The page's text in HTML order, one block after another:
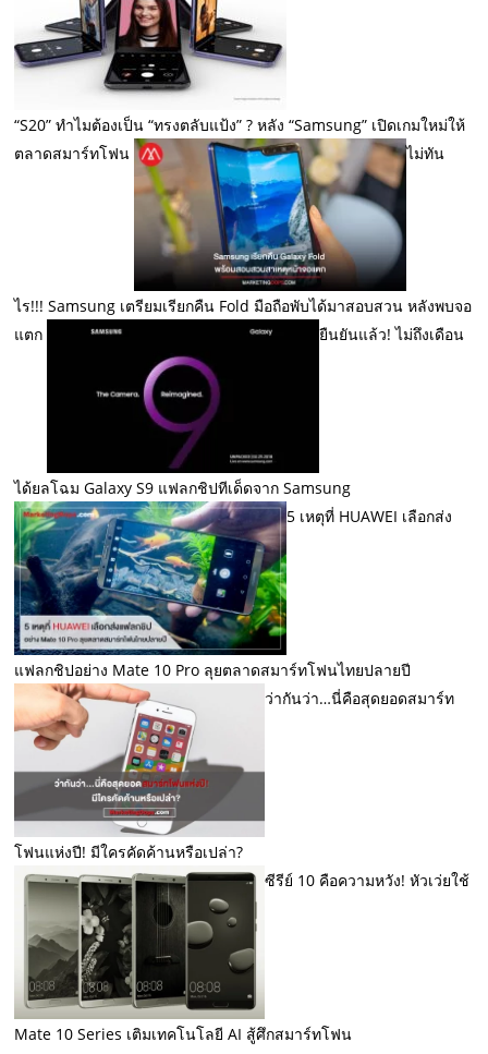
“S20” ทำไมต้องเป็น “ทรงตลับแป้ง” ? หลัง “Samsung” เปิดเกมใหม่ให้
ตลาดสมาร์ทโฟน
ไม่ทัน
ไร!!! Samsung เตรียมเรียกคืน Fold มือถือพับได้มาสอบสวน หลังพบจอ
แตก
ยืนยันแล้ว! ไม่ถึงเดือน
ได้ยลโฉม Galaxy S9 แฟลกชิปทีเด็ดจาก Samsung
5 เหตุที่ HUAWEI เลือกส่ง
แฟลกชิปอย่าง Mate 10 Pro ลุยตลาดสมาร์ทโฟนไทยปลายปี
ว่ากันว่า…นี่คือสุดยอดสมาร์ท
โฟนแห่งปี! มีใครคัดค้านหรือเปล่า?
ซีรีย์ 10 คือความหวัง! หัวเว่ยใช้
Mate 10 Series เติมเทคโนโลยี AI สู้ศึกสมาร์ทโฟน